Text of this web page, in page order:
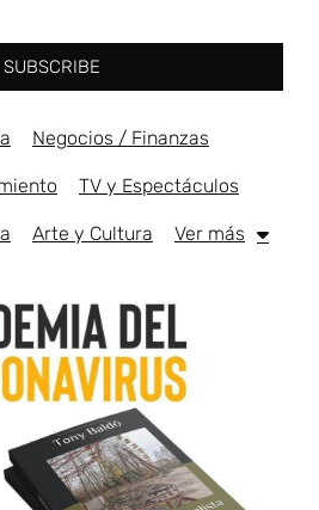
SUBSCRIBE
Negocios / Finanzas
TV y Espectáculos
Arte y Cultura Ver más